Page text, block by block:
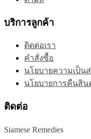
บริการลูกค้า
ติดต่อเรา
คำสั่งซื้อ
นโยบายความเป็น
นโยบายการคืนสิน
ติดต่อ
Siamese Remedies